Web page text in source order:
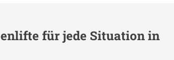
für jede Situation in